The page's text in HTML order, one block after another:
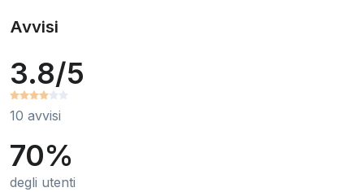
Avvisi
3.8/5
10 avvisi
70%
degli utenti